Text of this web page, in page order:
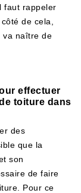
faut rappeler
de cela,
va naître de
effectuer
toiture dans
des
que la
son
de faire
Pour ce